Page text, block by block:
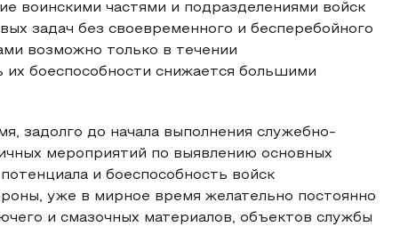
воинскими частями и подразделениями войск
задач без своевременного и бесперебойного
возможно только в течении
боеспособности снижается большими
задолго до начала выполнения служебно-
мероприятий по выявлению основных
и боеспособность войск
уже в мирное время желательно постоянно
и смазочных материалов, объектов службы